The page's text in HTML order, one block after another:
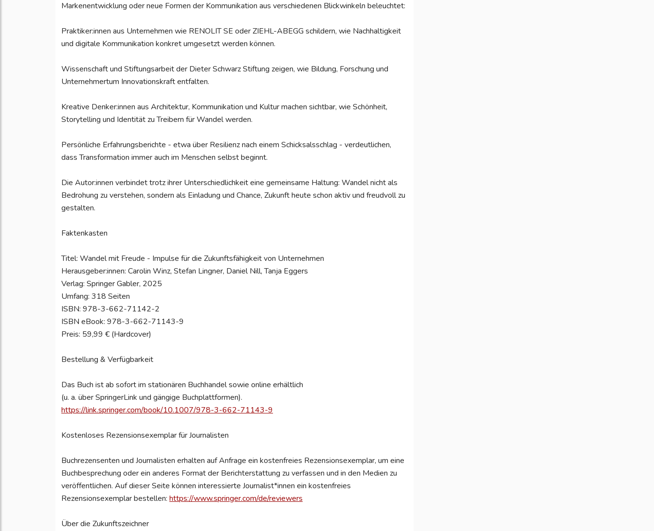
Markenentwicklung oder neue Formen der Kommunikation aus verschiedenen Blickwinkeln beleuchtet:
Praktiker:innen aus Unternehmen wie RENOLIT SE oder ZIEHL-ABEGG schildern, wie Nachhaltigkeit
und digitale Kommunikation konkret umgesetzt werden können.
Wissenschaft und Stiftungsarbeit der Dieter Schwarz Stiftung zeigen, wie Bildung, Forschung und
Unternehmertum Innovationskraft entfalten.
Kreative Denker:innen aus Architektur, Kommunikation und Kultur machen sichtbar, wie Schönheit,
Storytelling und Identität zu Treibern für Wandel werden.
Persönliche Erfahrungsberichte - etwa über Resilienz nach einem Schicksalsschlag - verdeutlichen,
dass Transformation immer auch im Menschen selbst beginnt.
Die Autor:innen verbindet trotz ihrer Unterschiedlichkeit eine gemeinsame Haltung: Wandel nicht als
Bedrohung zu verstehen, sondern als Einladung und Chance, Zukunft heute schon aktiv und freudvoll zu
gestalten.
Faktenkasten
Titel: Wandel mit Freude - Impulse für die Zukunftsfähigkeit von Unternehmen
Herausgeber:innen: Carolin Winz, Stefan Lingner, Daniel Nill, Tanja Eggers
Verlag: Springer Gabler, 2025
Umfang: 318 Seiten
ISBN: 978-3-662-71142-2
ISBN eBook: 978-3-662-71143-9
Preis: 59,99 € (Hardcover)
Bestellung & Verfügbarkeit
Das Buch ist ab sofort im stationären Buchhandel sowie online erhältlich
(u. a. über SpringerLink und gängige Buchplattformen).
https://link.springer.com/book/10.1007/978-3-662-71143-9
Kostenloses Rezensionsexemplar für Journalisten
Buchrezensenten und Journalisten erhalten auf Anfrage ein kostenfreies Rezensionsexemplar, um eine
Buchbesprechung oder ein anderes Format der Berichterstattung zu verfassen und in den Medien zu
veröffentlichen. Auf dieser Seite können interessierte Journalist*innen ein kostenfreies
Rezensionsexemplar bestellen: https://www.springer.com/de/reviewers
Über die Zukunftszeichner